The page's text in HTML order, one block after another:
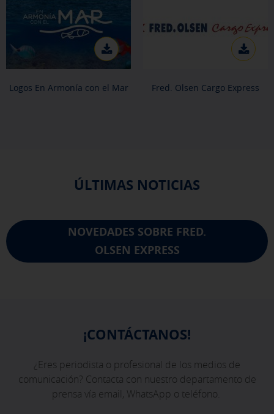
Logos En Armonía con el Mar Fred. Olsen Cargo Express
ÚLTIMAS NOTICIAS
NOVEDADES SOBRE FRED.
OLSEN EXPRESS
¡CONTÁCTANOS!
¿Eres periodista o profesional de los medios de
comunicación? Contacta con nuestro departamento de
prensa vía email, WhatsApp o teléfono.
Puedes volver a configurar tus cookies desde la sección "Política de
cookies" al pie de la página. También puedes consultar nuestra
política de cookies